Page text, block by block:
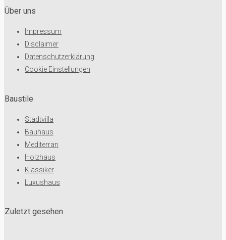
Baustile
Stadtvilla
Bauhaus
Mediterran
Holzhaus
Klassiker
Luxushaus
Über uns
Impressum
Disclaimer
Datenschutzerklärung
Cookie Einstellungen
Zuletzt gesehen